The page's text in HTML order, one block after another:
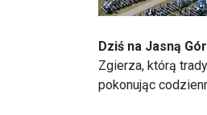
Dziś na Jasną
Zgierza, którą
pokonując